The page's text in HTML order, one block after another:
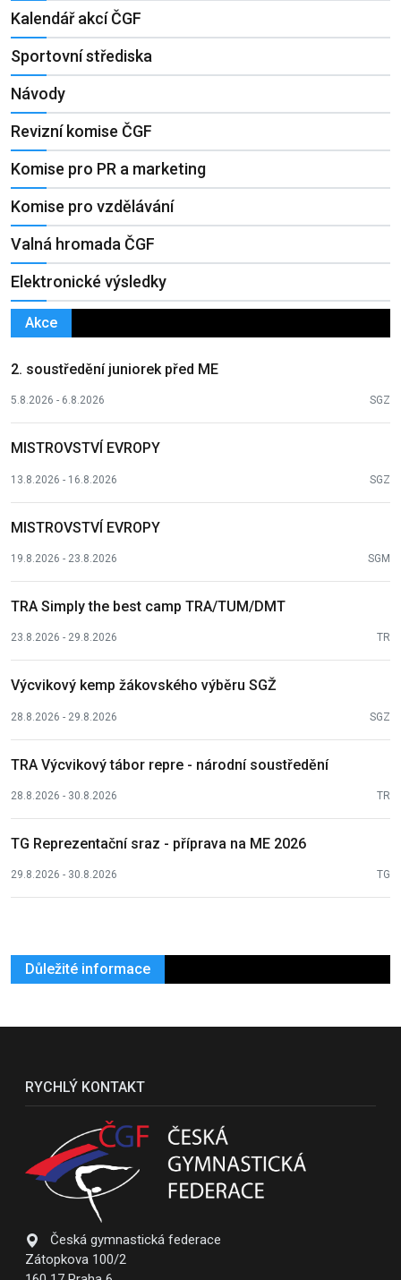
Kalendář akcí ČGF
Sportovní střediska
Návody
Revizní komise ČGF
Komise pro PR a marketing
Komise pro vzdělávání
Valná hromada ČGF
Elektronické výsledky
Akce
2. soustředění juniorek před ME
5.8.2026 - 6.8.2026 SGZ
MISTROVSTVÍ EVROPY
13.8.2026 - 16.8.2026 SGZ
MISTROVSTVÍ EVROPY
19.8.2026 - 23.8.2026 SGM
TRA Simply the best camp TRA/TUM/DMT
23.8.2026 - 29.8.2026 TR
Výcvikový kemp žákovského výběru SGŽ
28.8.2026 - 29.8.2026 SGZ
TRA Výcvikový tábor repre - národní soustředění
28.8.2026 - 30.8.2026 TR
TG Reprezentační sraz - příprava na ME 2026
29.8.2026 - 30.8.2026 TG
Důležité informace
RYCHLÝ KONTAKT
Česká gymnastická federace
Zátopkova 100/2